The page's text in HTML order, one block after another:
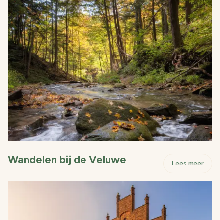
Wandelen bij de Veluwe Lees meer-